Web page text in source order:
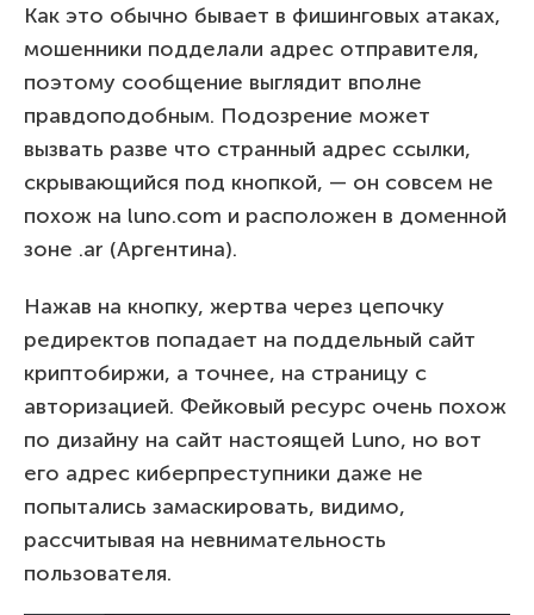
Как это обычно бывает в фишинговых атаках,
мошенники подделали адрес отправителя,
поэтому сообщение выглядит вполне
правдоподобным. Подозрение может
вызвать разве что странный адрес ссылки,
скрывающийся под кнопкой, — он совсем не
похож на luno.com и расположен в доменной
зоне .ar (Аргентина).
Нажав на кнопку, жертва через цепочку
редиректов попадает на поддельный сайт
криптобиржи, а точнее, на страницу с
авторизацией. Фейковый ресурс очень похож
по дизайну на сайт настоящей Luno, но вот
его адрес киберпреступники даже не
попытались замаскировать, видимо,
рассчитывая на невнимательность
пользователя.